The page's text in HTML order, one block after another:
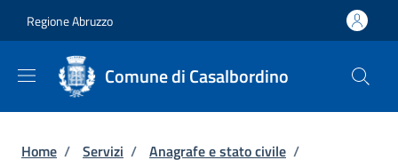
Regione Abruzzo
Comune di Casalbordino
Briciole di pane
Home / Servizi / Anagrafe e stato civile /